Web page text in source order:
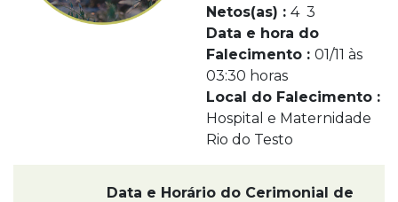
Netos(as) : 4 3
Data e hora do
Falecimento : 01/11 às
03:30 horas
Local do Falecimento :
Hospital e Maternidade
Rio do Testo
Data e Horário do Cerimonial de